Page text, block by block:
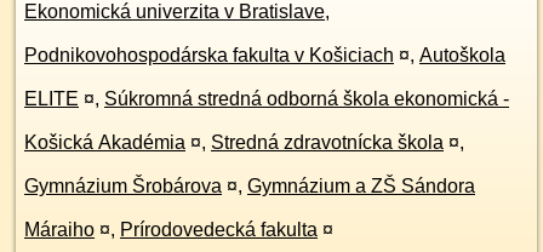
Ekonomická univerzita v Bratislave,
Podnikovohospodárska fakulta v Košiciach ¤, Autoškola
ELITE ¤, Súkromná stredná odborná škola ekonomická -
Košická Akadémia ¤, Stredná zdravotnícka škola ¤,
Gymnázium Šrobárova ¤, Gymnázium a ZŠ Sándora
Máraiho ¤, Prírodovedecká fakulta ¤